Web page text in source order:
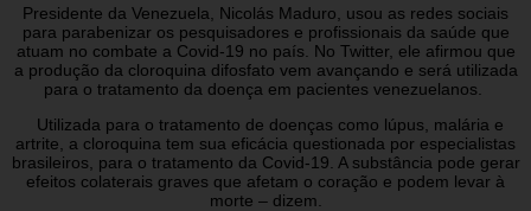
Presidente da Venezuela, Nicolás Maduro, usou as redes sociais
para parabenizar os pesquisadores e profissionais da saúde que
atuam no combate a Covid-19 no país. No Twitter, ele afirmou que
a produção da cloroquina difosfato vem avançando e será utilizada
para o tratamento da doença em pacientes venezuelanos.
Utilizada para o tratamento de doenças como lúpus, malária e
artrite, a cloroquina tem sua eficácia questionada por especialistas
brasileiros, para o tratamento da Covid-19. A substância pode gerar
efeitos colaterais graves que afetam o coração e podem levar à
morte – dizem.